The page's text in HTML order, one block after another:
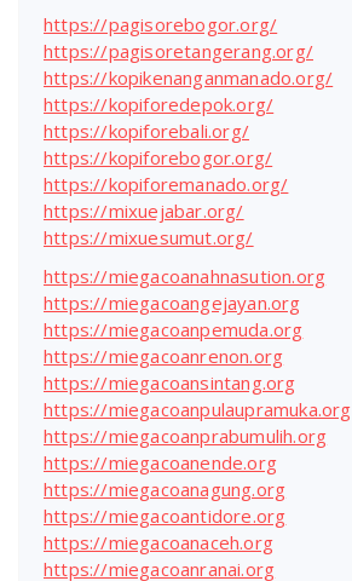
https://pagisorebogor.org/
https://pagisoretangerang.org/
https://kopikenanganmanado.org/
https://kopiforedepok.org/
https://kopiforebali.org/
https://kopiforebogor.org/
https://kopiforemanado.org/
https://mixuejabar.org/
https://mixuesumut.org/
https://miegacoanahnasution.org
https://miegacoangejayan.org
https://miegacoanpemuda.org
https://miegacoanrenon.org
https://miegacoansintang.org
https://miegacoanpulaupramuka.org
https://miegacoanprabumulih.org
https://miegacoanende.org
https://miegacoanagung.org
https://miegacoantidore.org
https://miegacoanaceh.org
https://miegacoanranai.org